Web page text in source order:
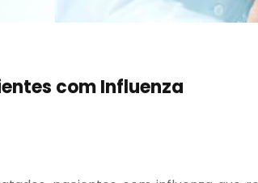
com Influenza